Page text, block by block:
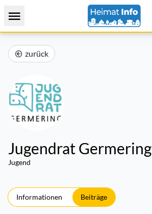
zurück
Jugendrat Germering
Jugend
Informationen Beiträge